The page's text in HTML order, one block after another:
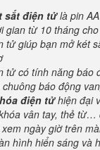
sắt điện tửlà pin
gian từ 10 tháng
tử giúp bạn mở két
tử có tính năng báo
báo động
điện tửhiện đại
vân tay, thẻ từ…
ngày giờ trên
hình hiển sáng và